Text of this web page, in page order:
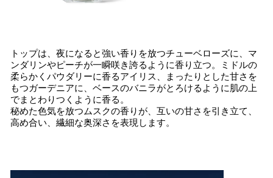
トップは、夜になると強い香りを放つチューベローズに、マ
ンダリンやピーチが一瞬咲き誇るように香り立つ。ミドルの
柔らかくパウダリーに香るアイリス、まったりとした甘さを
もつガーデニアに、ベースのバニラがとろけるように肌の上
でまとわりつくように香る。
秘めた色気を放つムスクの香りが、互いの甘さを引き立て、
高め合い、繊細な奥深さを表現します。